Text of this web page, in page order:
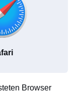
Browser